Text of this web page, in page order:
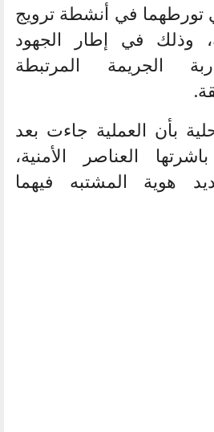
في أنشطة ترويج
وذلك في إطار الجهود
الجريمة المرتبطة
بأن العملية جاءت بعد
العناصر الأمنية،
هوية المشتبه فيهما